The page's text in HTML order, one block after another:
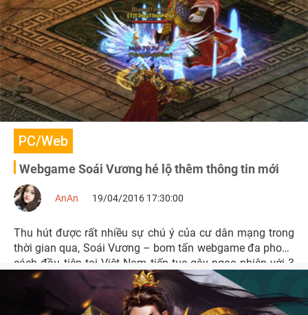
PC/Web
Webgame Soái Vương hé lộ thêm thông tin mới
AnAn 19/04/2016 17:30:00
Thu hút được rất nhiều sự chú ý của cư dân mạng trong
thời gian qua, Soái Vương – bom tấn webgame đa phong
cách đầu tiên tại Việt Nam tiếp tục gây ngạc nhiên với 3
lớp nhân vật độc đáo và thú vị trong game.